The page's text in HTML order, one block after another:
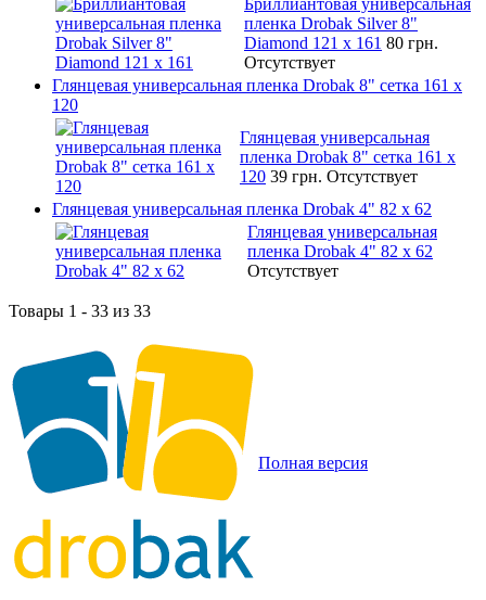
пленка Drobak Silver 8"
Diamond 121 х 161 80 грн.
Отсутствует
Глянцевая универсальная пленка Drobak 8" сетка 161 х
120
Глянцевая универсальная
пленка Drobak 8" сетка 161 х
120 39 грн. Отсутствует
Глянцевая универсальная пленка Drobak 4" 82 x 62
Глянцевая универсальная
пленка Drobak 4" 82 x 62
Отсутствует
Товары 1 - 33 из 33
Полная версия